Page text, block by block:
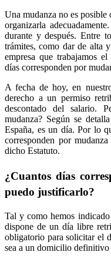
Una mudanza no es posible
organizarla
durante y después. Entre
trámites, como dar de alta
empresa que trabajamos
días corresponden por
A fecha de hoy, en
derecho a un permiso
descontado del salario.
mudanza? Según se
España, es un día. Por lo
corresponden por
dicho Estatuto.
¿Cuantos días
puedo justificarlo?
Tal y como hemos
dispone de un día libre
obligatorio para solicitar el
sea a un domicilio